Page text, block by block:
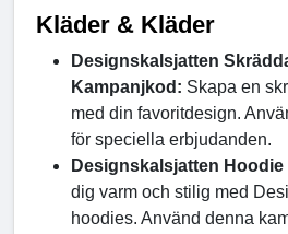
Kläder & Kläder
Designskalsjatten
Kampanjkod: Skapa en
med din favoritdesign.
för speciella erbjudanden.
Designskalsjatten
dig varm och stilig med
hoodies. Använd denna